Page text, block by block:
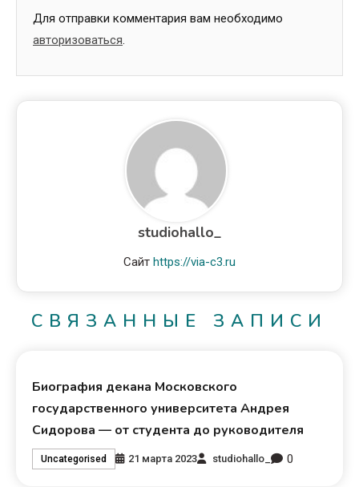
Для отправки комментария вам необходимо
авторизоваться.
studiohallo_
Сайт https://via-c3.ru
СВЯЗАННЫЕ ЗАПИСИ
Биография декана Московского
государственного университета Андрея
Сидорова — от студента до руководителя
Uncategorised 21 марта 2023 studiohallo_ 0